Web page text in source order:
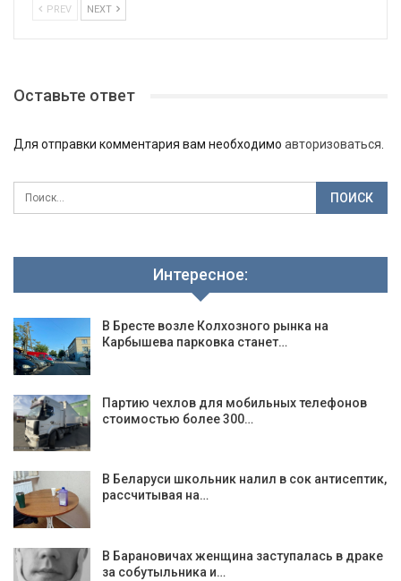
PREV NEXT
Оставьте ответ
Для отправки комментария вам необходимо авторизоваться
Интересное:
В Бресте возле Колхозного рынка на
Карбышева парковка станет…
Партию чехлов для мобильных телефонов
стоимостью более 300…
В Беларуси школьник налил в сок антисептик,
рассчитывая на…
В Барановичах женщина заступалась в драке
за собутыльника и…